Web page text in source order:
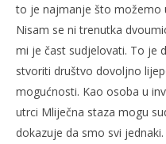
to je najmanje što možemo
Nisam se ni trenutka
mi je čast sudjelovati. To je
stvoriti društvo dovoljno
mogućnosti. Kao osoba u
utrci Mliječna staza mogu
dokazuje da smo svi